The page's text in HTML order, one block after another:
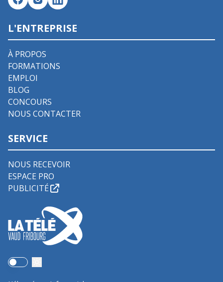
L'ENTREPRISE
À PROPOS
FORMATIONS
EMPLOI
BLOG
CONCOURS
NOUS CONTACTER
SERVICE
NOUS RECEVOIR
ESPACE PRO
PUBLICITÉ
Use setting